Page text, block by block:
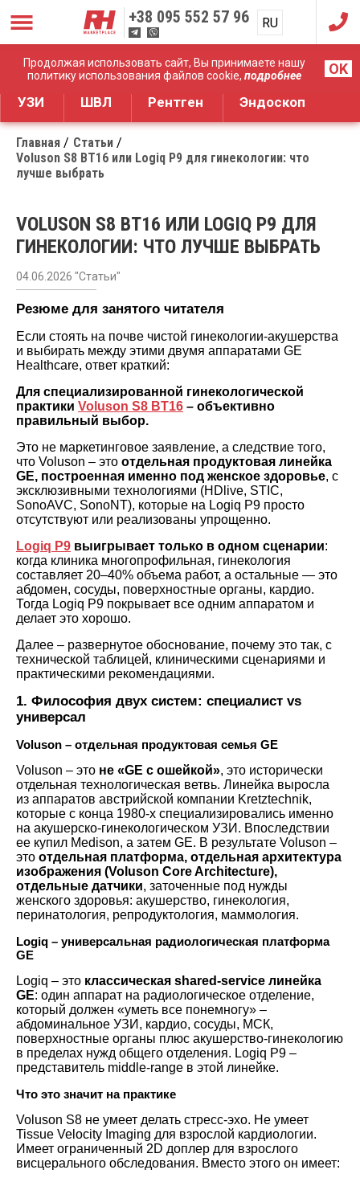
Продолжая использовать сайт, Вы принимаете нашу
политику использования файлов cookie, подробнее OK
+38 095 552 57 96 RU
UA
Дистрибуция медицинского оборудования
УЗИ ШВЛ Рентген Эндоскоп
Главная
Статьи
Voluson S8 BT16 или Logiq P9 для гинекологии: что
лучше выбрать
VOLUSON S8 BT16 ИЛИ LOGIQ P9 ДЛЯ
ГИНЕКОЛОГИИ: ЧТО ЛУЧШЕ ВЫБРАТЬ
04.06.2026 "Статьи"
Резюме для занятого читателя
Если стоять на почве чистой гинекологии-акушерства
и выбирать между этими двумя аппаратами GE
Healthcare, ответ краткий:
Для специализированной гинекологической
практики Voluson S8 BT16 – объективно
правильный выбор.
Это не маркетинговое заявление, а следствие того,
что Voluson – это отдельная продуктовая линейка
GE, построенная именно под женское здоровье, с
эксклюзивными технологиями (HDlive, STIC,
SonoAVC, SonoNT), которые на Logiq P9 просто
отсутствуют или реализованы упрощенно.
Logiq P9 выигрывает только в одном сценарии:
когда клиника многопрофильная, гинекология
составляет 20–40% объема работ, а остальные — это
абдомен, сосуды, поверхностные органы, кардио.
Тогда Logiq P9 покрывает все одним аппаратом и
делает это хорошо.
Далее – развернутое обоснование, почему это так, с
технической таблицей, клиническими сценариями и
практическими рекомендациями.
1. Философия двух систем: специалист vs
универсал
Voluson – отдельная продуктовая семья GE
Voluson – это не «GE с ошейкой», это исторически
отдельная технологическая ветвь. Линейка выросла
из аппаратов австрийской компании Kretztechnik,
которые с конца 1980-х специализировались именно
на акушерско-гинекологическом УЗИ. Впоследствии
ее купил Medison, а затем GE. В результате Voluson –
это отдельная платформа, отдельная архитектура
изображения (Voluson Core Architecture),
отдельные датчики, заточенные под нужды
женского здоровья: акушерство, гинекология,
перинатология, репродуктология, маммология.
Logiq – универсальная радиологическая платформа
GE
Logiq – это классическая shared-service линейка
GE: один аппарат на радиологическое отделение,
который должен «уметь все понемногу» –
абдоминальное УЗИ, кардио, сосуды, МСК,
поверхностные органы плюс акушерство-гинекологию
в пределах нужд общего отделения. Logiq P9 –
представитель middle-range в этой линейке.
Что это значит на практике
Voluson S8 не умеет делать стресс-эхо. Не умеет
Tissue Velocity Imaging для взрослой кардиологии.
Имеет ограниченный 2D доплер для взрослого
висцерального обследования. Вместо этого он имеет: